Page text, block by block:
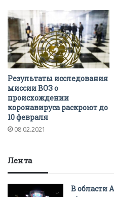
Результаты исследования
миссии ВОЗ о
происхождении
коронавируса раскроют до
10 февраля
08.02.2021
Лента
В области